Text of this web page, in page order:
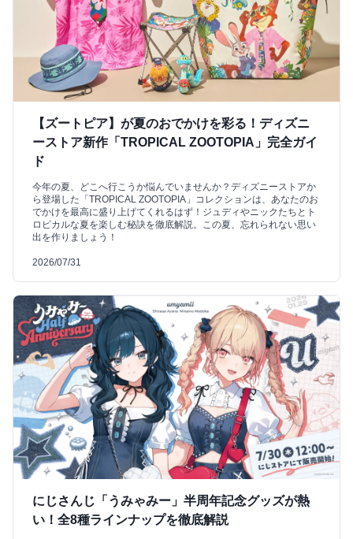
【ズートピア】が夏のおでかけを彩る！ディズニ
ーストア新作「TROPICAL ZOOTOPIA」完全ガイ
ド
今年の夏、どこへ行こうか悩んでいませんか？ディズニーストアか
ら登場した「TROPICAL ZOOTOPIA」コレクションは、あなたのお
でかけを最高に盛り上げてくれるはず！ジュディやニックたちとト
ロピカルな夏を楽しむ秘訣を徹底解説。この夏、忘れられない思い
出を作りましょう！
2026/07/31
にじさんじ「うみゃみー」半周年記念グッズが熱
い！全8種ラインナップを徹底解説